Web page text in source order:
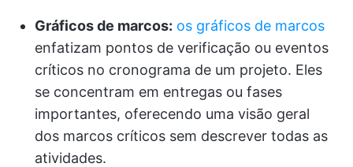
Gráficos de marcos: os gráficos de marcos
enfatizam pontos de verificação ou eventos
críticos no cronograma de um projeto. Eles
se concentram em entregas ou fases
importantes, oferecendo uma visão geral
dos marcos críticos sem descrever todas as
atividades.